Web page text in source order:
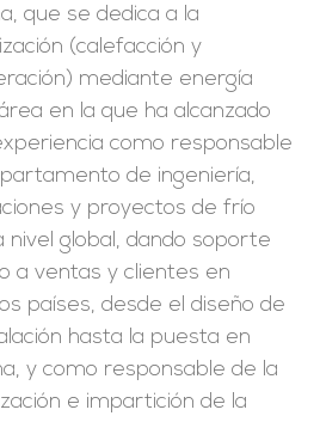
que se dedica a la
(calefacción y
mediante energía
en la que ha alcanzado
como responsable
de ingeniería,
y proyectos de frío
nivel global, dando soporte
a ventas y clientes en
países, desde el diseño de
hasta la puesta en
y como responsable de la
e impartición de la